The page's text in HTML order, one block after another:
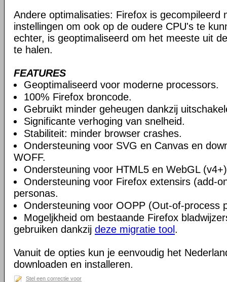
Andere optimalisaties: Firefox is gecompileerd
instellingen om ook op de oudere CPU's te
echter, is geoptimaliseerd om het meeste uit
te halen.
FEATURES
Geoptimaliseerd voor moderne processors.
100% Firefox broncode.
Gebruikt minder geheugen dankzij
Significante verhoging van snelheid.
Stabiliteit: minder browser crashes.
Ondersteuning voor SVG en Canvas en
WOFF.
Ondersteuning voor HTML5 en WebGL
Ondersteuning voor Firefox extensirs (add-
personas.
Ondersteuning voor OOPP (Out-of-process
Mogeljkheid om bestaande Firefox
gebruiken dankzij deze migratie tool .
Vanuit de opties kun je eenvoudig het
downloaden en installeren.
Stel een correctie voor